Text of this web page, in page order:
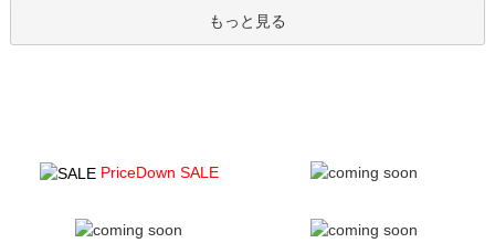
もっと見る
PriceDown SALE